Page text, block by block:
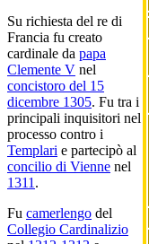
Su richiesta del re di
Francia fu creato
cardinale da papa
Clemente V nel
concistoro del 15
dicembre 1305. Fu tra i
principali inquisitori nel
processo contro i
Templari e partecipò al
concilio di Vienne nel
1311 .
Fu camerlengo del
Collegio Cardinalizio